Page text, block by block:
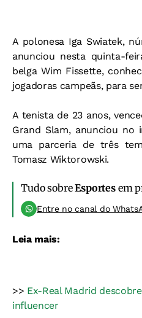
A polonesa Iga Swiatek,
anunciou nesta quinta-
belga Wim Fissette,
jogadoras campeãs, para
A tenista de 23 anos,
Grand Slam, anunciou
uma parceria de três
Tomasz Wiktorowski.
Tudo sobreEsportesem
Entre no canal do
Leia mais:
>> Ex-Real Madrid
influencer